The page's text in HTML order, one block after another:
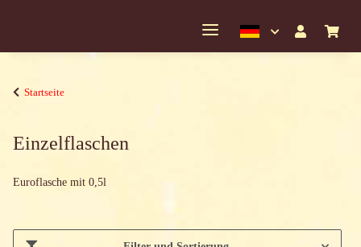
Startseite
Einzelflaschen
Euroflasche mit 0,5l